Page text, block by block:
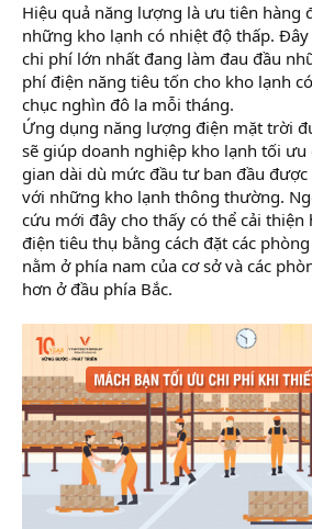
Hiệu quả năng lượng là ưu tiên hàng
những kho lạnh có nhiệt độ thấp.
chi phí lớn nhất đang làm đau đầu
phí điện năng tiêu tốn cho kho lạnh
chục nghìn đô la mỗi tháng.
Ứng dụng năng lượng điện mặt trời
sẽ giúp doanh nghiệp kho lạnh tối
gian dài dù mức đầu tư ban đầu được
với những kho lạnh thông thường.
cứu mới đây cho thấy có thể cải
điện tiêu thụ bằng cách đặt các
nằm ở phía nam của cơ sở và các
hơn ở đầu phía Bắc.